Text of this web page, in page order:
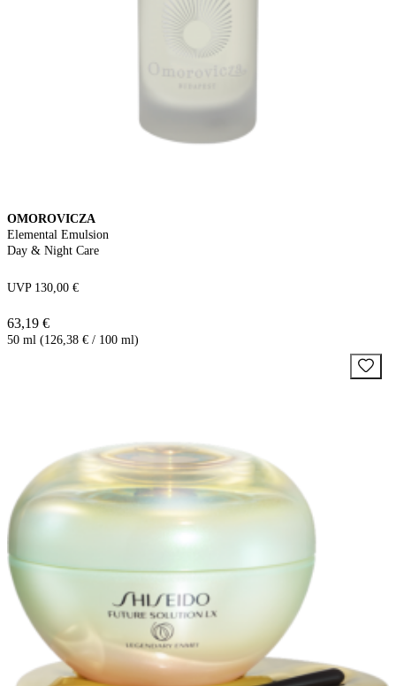
OMOROVICZA
Elemental Emulsion
Day & Night Care
UVP 130,00 €
63,19 €
50 ml (126,38 € / 100 ml)